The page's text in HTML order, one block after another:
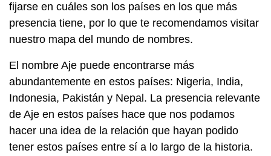
fijarse en cuáles son los países en los que más
presencia tiene, por lo que te recomendamos visitar
nuestro mapa del mundo de nombres.
El nombre Aje puede encontrarse más
abundantemente en estos países: Nigeria, India,
Indonesia, Pakistán y Nepal. La presencia relevante
de Aje en estos países hace que nos podamos
hacer una idea de la relación que hayan podido
tener estos países entre sí a lo largo de la historia.